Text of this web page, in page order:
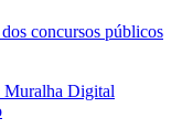
concursos públicos
Muralha Digital